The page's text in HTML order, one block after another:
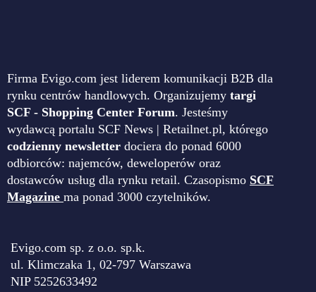
Firma Evigo.com jest liderem komunikacji B2B dla
rynku centrów handlowych. Organizujemy targi
SCF - Shopping Center Forum. Jesteśmy
wydawcą portalu SCF News | Retailnet.pl, którego
codzienny newsletter dociera do ponad 6000
odbiorców: najemców, deweloperów oraz
dostawców usług dla rynku retail. Czasopismo SCF
Magazine ma ponad 3000 czytelników.
Evigo.com sp. z o.o. sp.k.
ul. Klimczaka 1, 02-797 Warszawa
NIP 5252633492